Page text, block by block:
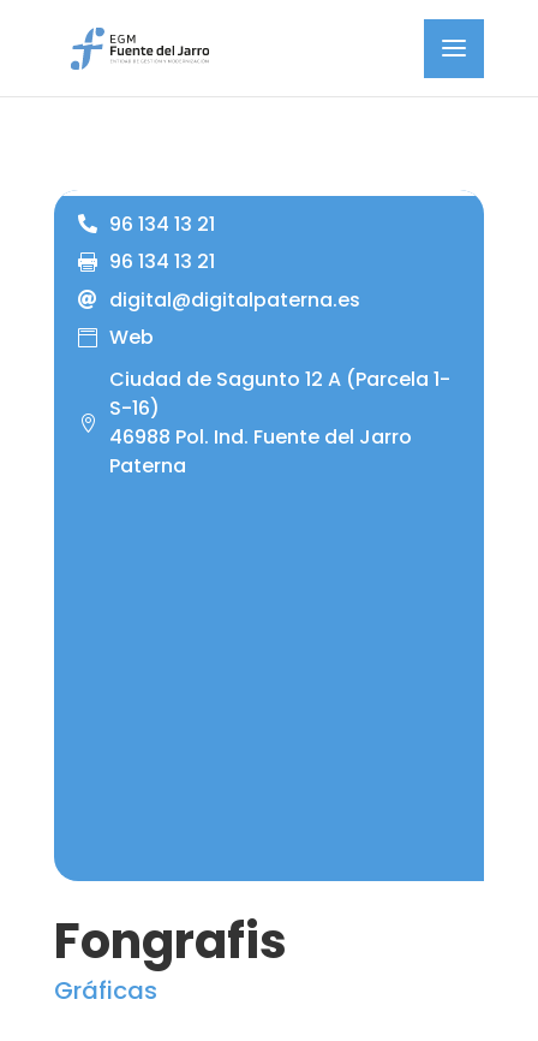
96 134 13 21
96 134 13 21
digital@digitalpaterna.es
Web
Ciudad de Sagunto 12 A (Parcela 1-
S-16)
46988 Pol. Ind. Fuente del Jarro
Paterna
Fongrafis
Gráficas